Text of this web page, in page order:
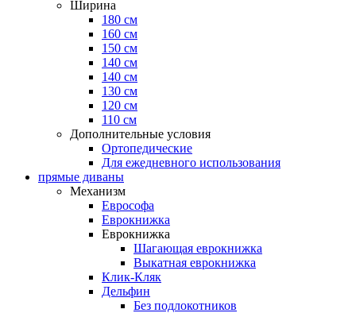
Ширина
180 см
160 см
150 см
140 см
140 см
130 см
120 см
110 см
Дополнительные условия
Ортопедические
Для ежедневного использования
прямые диваны
Механизм
Еврософа
Еврокнижка
Еврокнижка
Шагающая еврокнижка
Выкатная еврокнижка
Клик-Кляк
Дельфин
Без подлокотников